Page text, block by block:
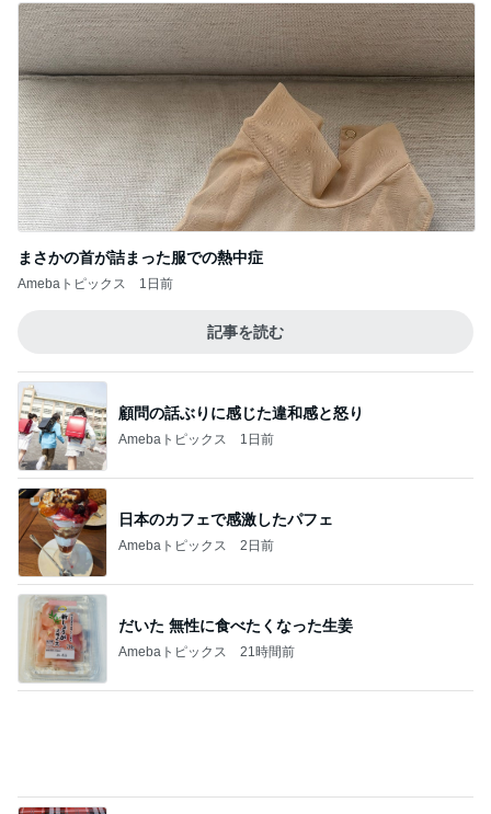
まさかの首が詰まった服での熱中症
Amebaトピックス 1日前
記事を読む
Amebaトピックス 1日前
日本のカフェで感激したパフェ
Amebaトピックス 2日前
だいた 無性に食べたくなった生姜
Amebaトピックス 21時間前
男性陣が戻るまでの私の勉強時間
Amebaトピックス 1日前